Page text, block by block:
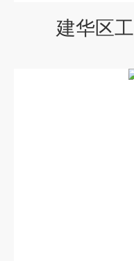
建华区